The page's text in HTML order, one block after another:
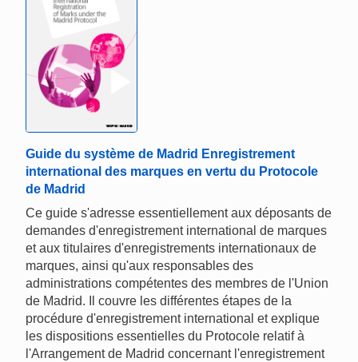
Guide du système de Madrid Enregistrement
international des marques en vertu du Protocole
de Madrid
Ce guide s'adresse essentiellement aux déposants de
demandes d'enregistrement international de marques
et aux titulaires d'enregistrements internationaux de
marques, ainsi qu'aux responsables des
administrations compétentes des membres de l'Union
de Madrid. Il couvre les différentes étapes de la
procédure d'enregistrement international et explique
les dispositions essentielles du Protocole relatif à
l'Arrangement de Madrid concernant l'enregistrement